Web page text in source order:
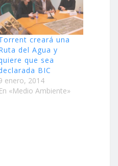
creará una
del Agua y
que sea
BIC
enero, 2014
En «Medio Ambiente»